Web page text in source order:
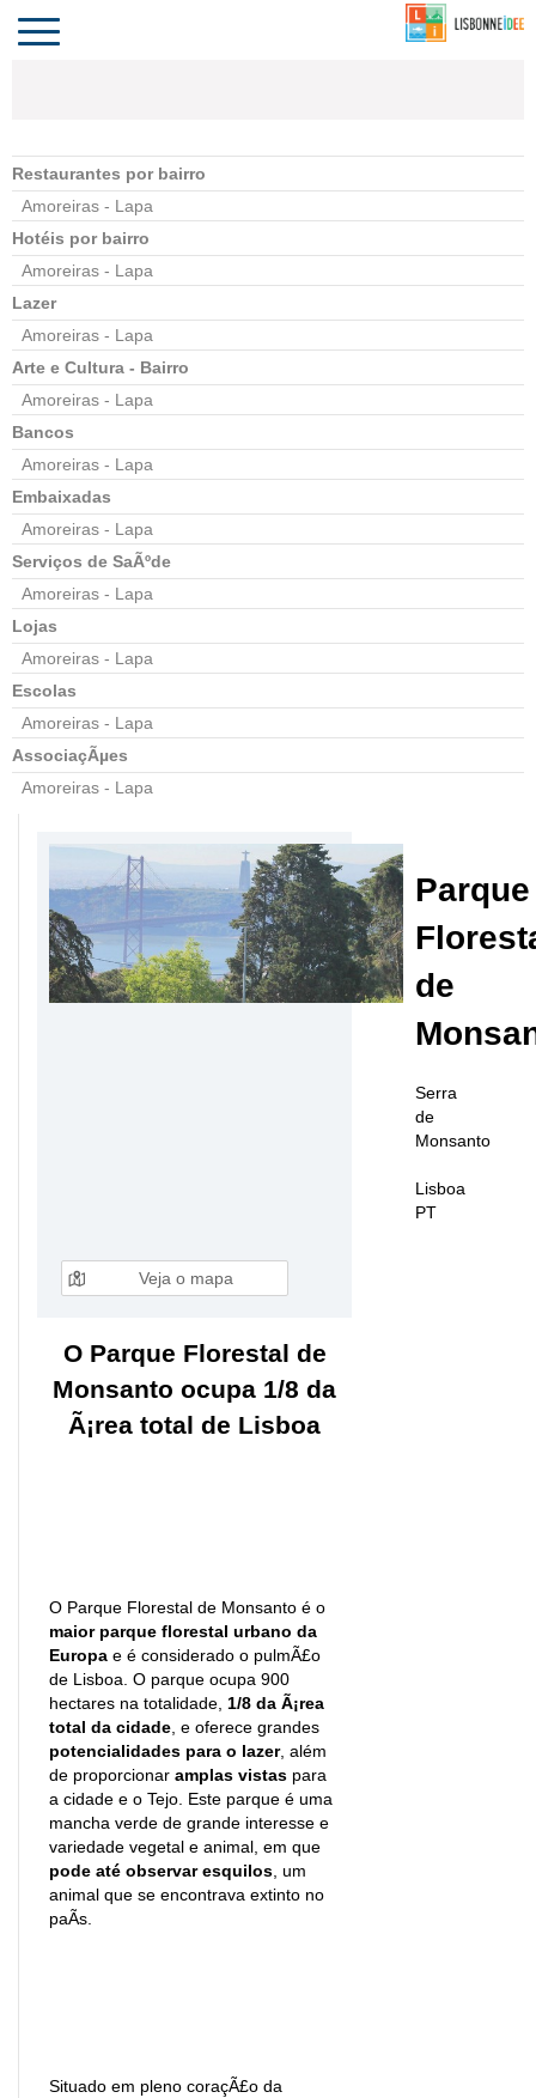
PORTUGAL
Toggle
navigation
Restaurantes por bairro
Amoreiras - Lapa
Hotéis por bairro
Amoreiras - Lapa
Lazer
Amoreiras - Lapa
Arte e Cultura - Bairro
Amoreiras - Lapa
Bancos
Amoreiras - Lapa
Embaixadas
Amoreiras - Lapa
Serviços de SaÃºde
Amoreiras - Lapa
Lojas
Amoreiras - Lapa
Escolas
Amoreiras - Lapa
AssociaçÃµes
Amoreiras - Lapa
Parque
de
Serra
de
Monsanto
Lisboa
PT
Veja o mapa
O Parque Florestal de
Monsanto ocupa 1/8 da
Ã¡rea total de Lisboa
O Parque Florestal de Monsanto é o
maior parque florestal urbano da
Europa e é considerado o pulmÃ£o
de Lisboa. O parque ocupa 900
hectares na totalidade, 1/8 da Ã¡rea
total da cidade , e oferece grandes
potencialidades para o lazer, além
de proporcionar amplas vistas para
a cidade e o Tejo. Este parque é uma
mancha verde de grande interesse e
variedade vegetal e animal, em que
pode até observar esquilos , um
animal que se encontrava extinto no
paÃ­s.
Situado em pleno coraçÃ£o da